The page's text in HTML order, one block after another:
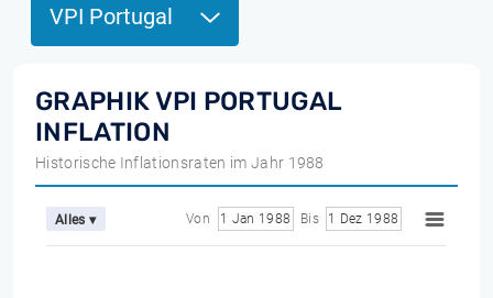
VPI Portugal
GRAPHIK VPI PORTUGAL
INFLATION
Historische Inflationsraten im Jahr 1988
Alles ▾ Von 1 Jan 1988 Bis 1 Dez 1988